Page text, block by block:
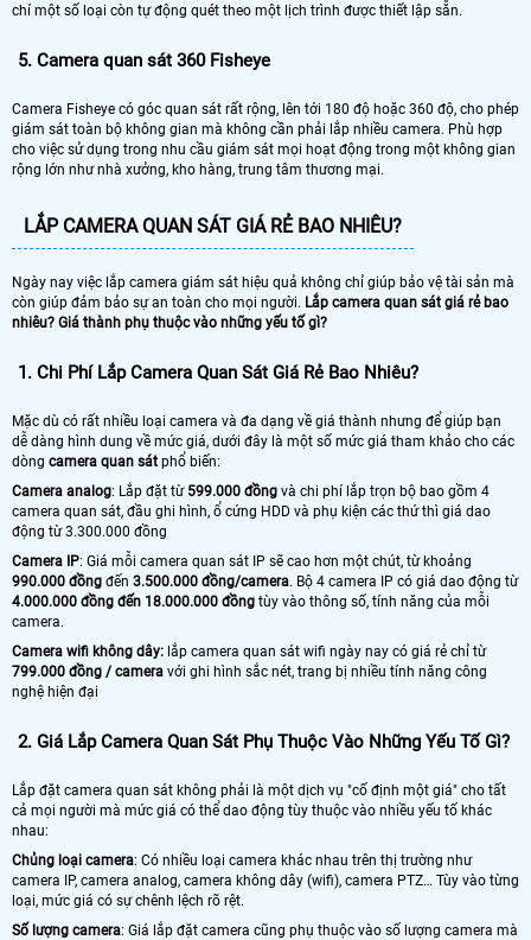
chí một số loại còn tự động quét theo một lịch trình được thiết lập sẵn.
5. Camera quan sát 360 Fisheye
Camera Fisheye có góc quan sát rất rộng, lên tới 180 độ hoặc 360 độ, cho phép
giám sát toàn bộ không gian mà không cần phải lắp nhiều camera. Phù hợp
cho việc sử dụng trong nhu cầu giám sát mọi hoạt động trong một không gian
rộng lớn như nhà xưởng, kho hàng, trung tâm thương mại.
LẮP CAMERA QUAN SÁT GIÁ RẺ BAO NHIÊU?
Ngày nay việc lắp camera giám sát hiệu quả không chỉ giúp bảo vệ tài sản mà
còn giúp đảm bảo sự an toàn cho mọi người. Lắp camera quan sát giá rẻ bao
nhiêu? Giá thành phụ thuộc vào những yếu tố gì?
1. Chi Phí Lắp Camera Quan Sát Giá Rẻ Bao Nhiêu?
Mặc dù có rất nhiều loại camera và đa dạng về giá thành nhưng để giúp bạn
dễ dàng hình dung về mức giá, dưới đây là một số mức giá tham khảo cho các
dòng camera quan sát phổ biến:
Camera analog: Lắp đặt từ 599.000 đồng và chi phí lắp trọn bộ bao gồm 4
camera quan sát, đầu ghi hình, ổ cứng HDD và phụ kiện các thứ thì giá dao
động từ 3.300.000 đồng
Camera IP: Giá mỗi camera quan sát IP sẽ cao hơn một chút, từ khoảng
990.000 đồng đến 3.500.000 đồng/camera. Bộ 4 camera IP có giá dao động từ
4.000.000 đồng đến 18.000.000 đồng tùy vào thông số, tính năng của mỗi
camera.
Camera wifi không dây: lắp camera quan sát wifi ngày nay có giá rẻ chỉ từ
799.000 đồng / camera với ghi hình sắc nét, trang bị nhiều tính năng công
nghệ hiện đại
2. Giá Lắp Camera Quan Sát Phụ Thuộc Vào Những Yếu Tố Gì?
Lắp đặt camera quan sát không phải là một dịch vụ "cố định một giá" cho tất
cả mọi người mà mức giá có thể dao động tùy thuộc vào nhiều yếu tố khác
nhau:
Chủng loại camera: Có nhiều loại camera khác nhau trên thị trường như
camera IP, camera analog, camera không dây (wifi), camera PTZ… Tùy vào từng
loại, mức giá có sự chênh lệch rõ rệt.
Số lượng camera: Giá lắp đặt camera cũng phụ thuộc vào số lượng camera mà